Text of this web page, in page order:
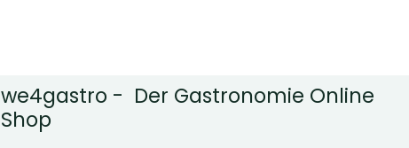
we4gastro - Der Gastronomie Online
Shop